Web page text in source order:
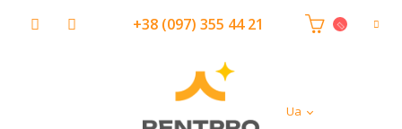
Ua
+38 (097) 355 44 21